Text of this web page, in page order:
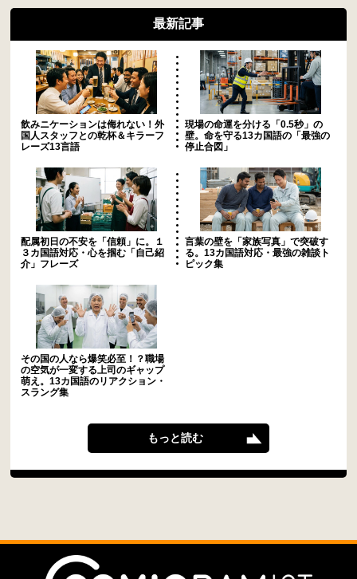
最新記事
飲みニケーションは侮れない！外
国人スタッフとの乾杯＆キラーフ
レーズ13言語
現場の命運を分ける「0.5秒」の
壁。命を守る13カ国語の「最強の
停止合図」
配属初日の不安を「信頼」に。１
３カ国語対応・心を掴む「自己紹
介」フレーズ
言葉の壁を「家族写真」で突破す
る。13カ国語対応・最強の雑談ト
ピック集
その国の人なら爆笑必至！？職場
の空気が一変する上司のギャップ
萌え。13カ国語のリアクション・
スラング集
もっと読む